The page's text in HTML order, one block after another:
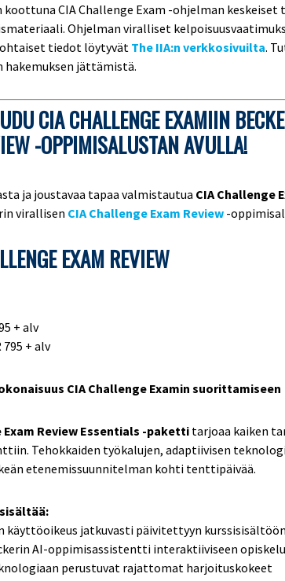
koottuna CIA Challenge Exam -ohjelman keskeiset
Ohjelman viralliset
tiedot löytyvät The IIA:n verkkosivuilta.
hakemuksen jättämistä.
CIA CHALLENGE EXAMIIN
-OPPIMISALUSTAN AVULLA!
ja joustavaa tapaa valmistautua CIA Challenge
virallisen CIA Challenge Exam Review -
EXAM REVIEW
+ alv
795 + alv
CIA Challenge Examin suorittamiseen
Exam Review Essentials -paketti tarjoaa kaiken
Tehokkaiden työkalujen, adaptiivisen
etenemissuunnitelman kohti tenttipäivää.
käyttöoikeus jatkuvasti päivitettyyn kurssisisältöön
AI-oppimisassistentti interaktiiviseen
perustuvat rajattomat harjoituskokeet